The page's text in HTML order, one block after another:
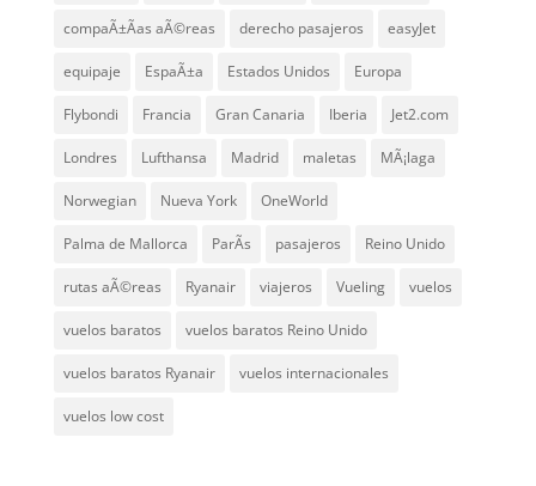
compaÃ±Ã­as aÃ©reas derecho pasajeros easyJet
equipaje EspaÃ±a Estados Unidos Europa
Flybondi Francia Gran Canaria Iberia Jet2.com
Londres Lufthansa Madrid maletas MÃ¡laga
Norwegian Nueva York OneWorld
Palma de Mallorca ParÃ­s pasajeros Reino Unido
rutas aÃ©reas Ryanair viajeros Vueling vuelos
vuelos baratos vuelos baratos Reino Unido
vuelos baratos Ryanair vuelos internacionales
vuelos low cost